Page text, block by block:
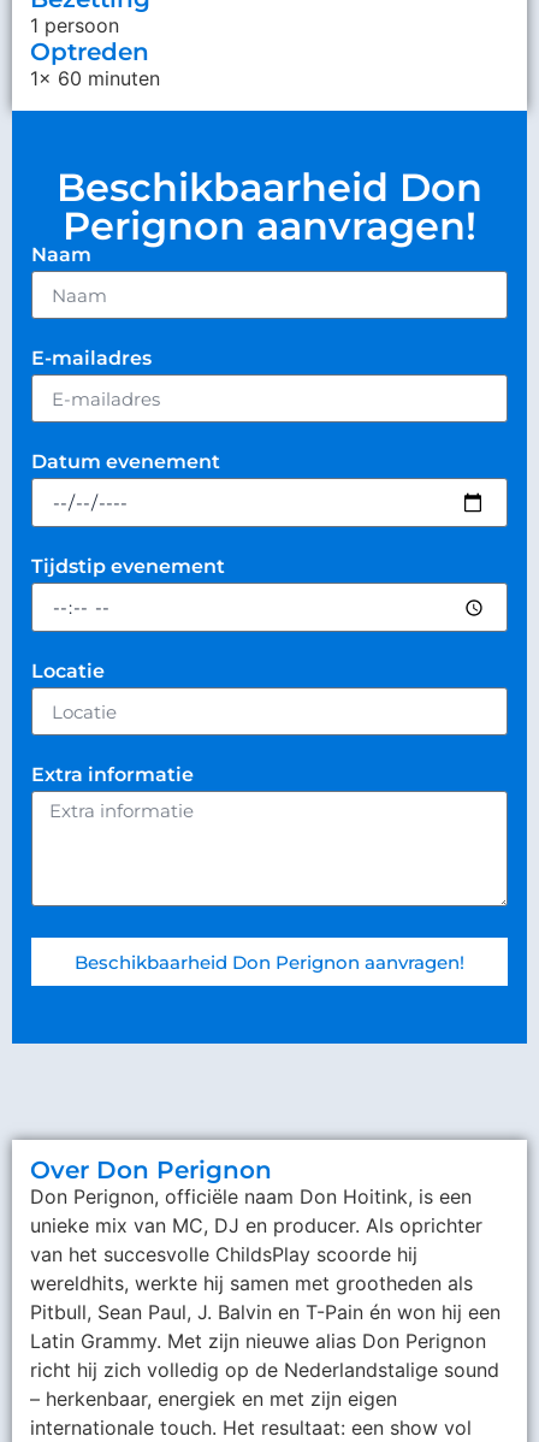
1 persoon
Optreden
1x 60 minuten
Beschikbaarheid Don
Perignon aanvragen!
Naam
E-mailadres
Datum evenement
Tijdstip evenement
Locatie
Extra informatie
Beschikbaarheid Don Perignon aanvragen!
Over Don Perignon
Don Perignon, officiële naam Don Hoitink, is een
unieke mix van MC, DJ en producer. Als oprichter
van het succesvolle ChildsPlay scoorde hij
wereldhits, werkte hij samen met grootheden als
Pitbull, Sean Paul, J. Balvin en T-Pain én won hij een
Latin Grammy. Met zijn nieuwe alias Don Perignon
richt hij zich volledig op de Nederlandstalige sound
– herkenbaar, energiek en met zijn eigen
internationale touch. Het resultaat: een show vol